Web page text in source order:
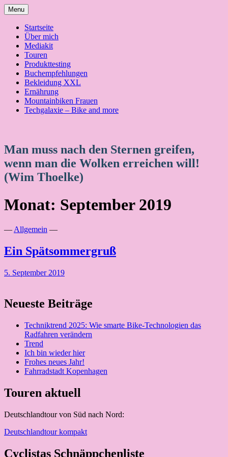
Skip
to
content
Menu
Startseite
Über mich
Mediakit
Touren
Produkttesting
Buchempfehlungen
Bekleidung XXL
Ernährung
Mountainbiken Frauen
Techgalaxie – Bike and more
Man muss nach den Sternen greifen,
wenn man die Wolken erreichen will!
(Wim Thoelke)
Monat: September 2019
— Allgemein —
Ein Spätsommergruß
5. September 2019
Neueste Beiträge
Techniktrend 2025: Wie smarte Bike-Technologien das
Radfahren verändern
Trend
Ich bin wieder hier
Frohes neues Jahr!
Fahrradstadt Kopenhagen
Touren aktuell
Deutschlandtour von Süd nach Nord:
Deutschlandtour kompakt
Cyclistas Schnäppchenliste